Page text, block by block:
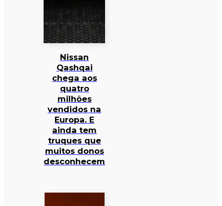
Nissan
Qashqai
chega aos
quatro
milhões
vendidos na
Europa. E
ainda tem
truques que
muitos donos
desconhecem